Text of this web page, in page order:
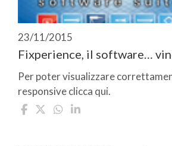
23/11/2015
Fixperience, il software…
Per poter visualizzare
responsive clicca qui.